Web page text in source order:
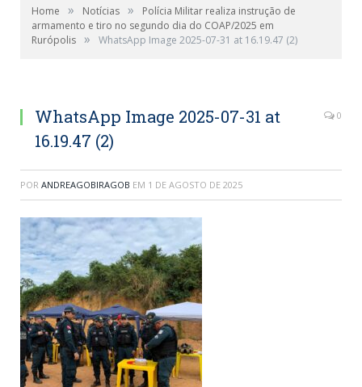
Home » Notícias »
Polícia Militar realiza instrução de
armamento e tiro no segundo dia do COAP/2025 em
Rurópolis » WhatsApp Image 2025-07-31 at 16.19.47 (2)
WhatsApp Image 2025-07-31 at
16.19.47 (2)
0
POR ANDREAGOBIRAGOB EM 1 DE AGOSTO DE 2025